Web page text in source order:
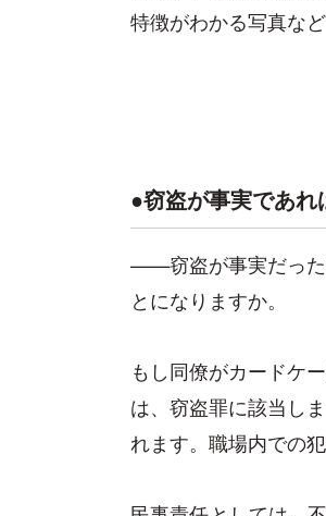
特徴がわかる写真な
●窃盗が事実であ
——窃盗が事実だった
とになりますか。
もし同僚がカードケ
は、窃盗罪に該当し
れます。職場内での